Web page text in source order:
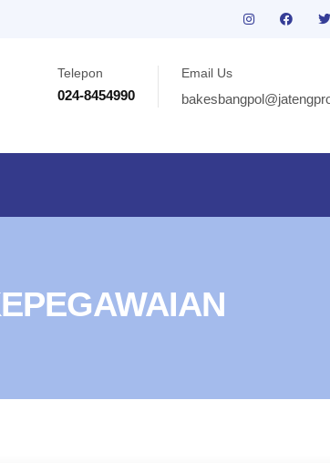
Telepon
024-8454990
Email Us